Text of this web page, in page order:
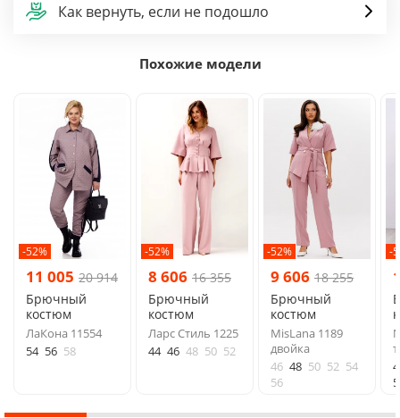
Как вернуть, если не подошло
Похожие модели
-52%
11 005 20 914
Брючный
костюм
ЛаКона 11554
54 56 58
-52%
8 606 16 355
Брючный
костюм
Ларс Стиль 1225
44 46 48 50 52
-52%
9 606 18 255
Брючный
костюм
MisLana 1189
двойка
46 48 50 52 54
56
-